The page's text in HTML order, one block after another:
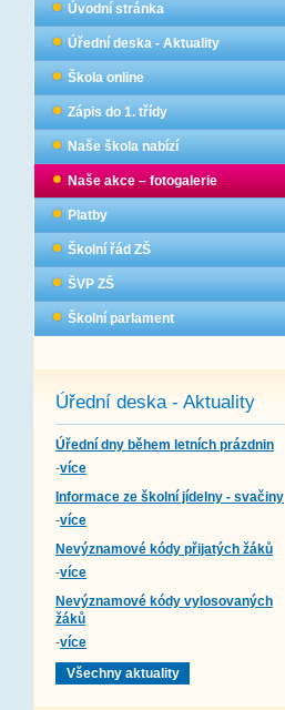
Úvodní stránka
Úřední deska - Aktuality
Škola online
Zápis do 1. třídy
Naše škola nabízí
Naše akce – fotogalerie
Platby
Školní řád ZŠ
ŠVP ZŠ
Školní parlament
Úřední deska - Aktuality
Úřední dny během letních prázdnin
-více
Informace ze školní jídelny - svačiny
-více
Nevýznamové kódy přijatých žáků
-více
Nevýznamové kódy vylosovaných
žáků
-více
Všechny aktuality